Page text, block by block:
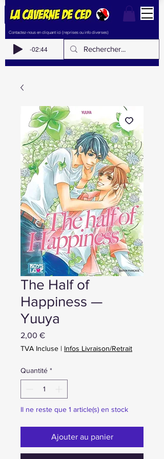
Contactez-nous en cliquant ici (reprises ou info diverses)
-02:44
The Half of
Happiness —
Yuuya
2,00 €Prix
TVA Incluse | Infos Livraison/Retrait
Quantité *
Il ne reste que 1 article(s) en stock
Ajouter au panier